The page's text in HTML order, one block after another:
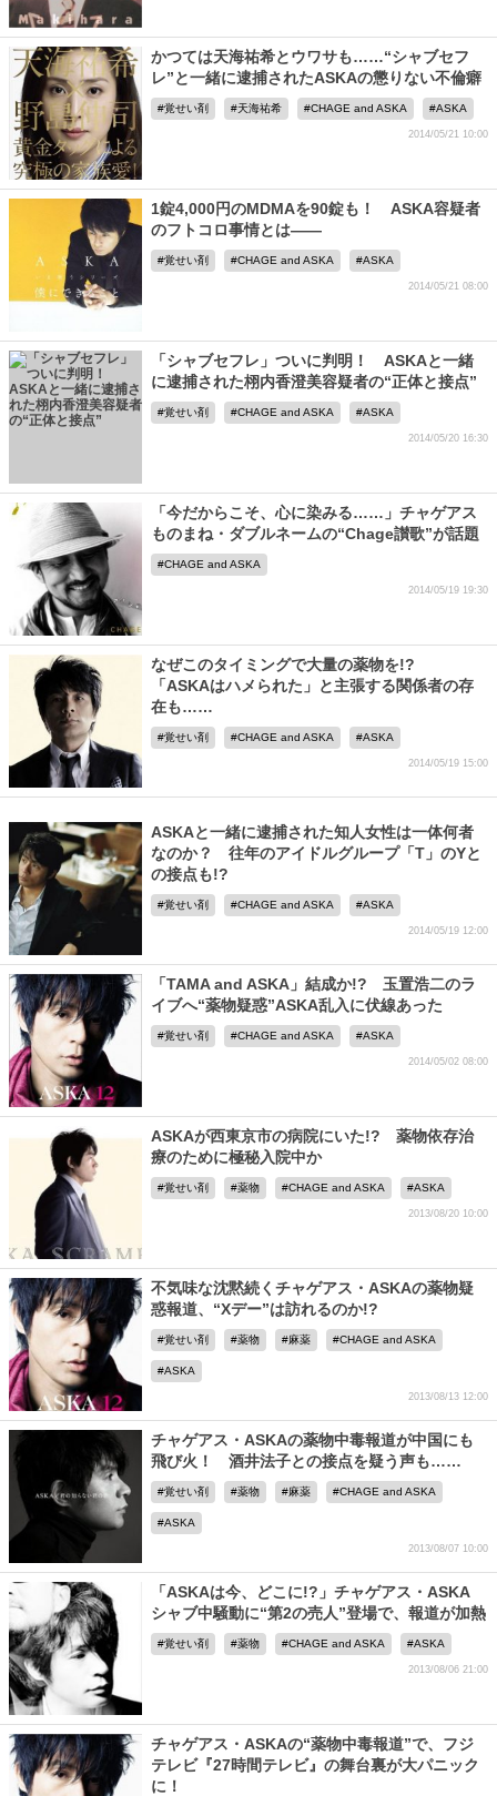
かつては天海祐希とウワサも……“シャブセフ
レ”と一緒に逮捕されたASKAの懲りない不倫癖
覚せい剤 天海祐希 CHAGE and ASKA ASKA
2014/05/21 10:00
1錠4,000円のMDMAを90錠も！ ASKA容疑者
のフトコロ事情とは――
覚せい剤 CHAGE and ASKA ASKA
2014/05/21 08:00
「シャブセフレ」ついに判明！ ASKAと一緒
に逮捕された栩内香澄美容疑者の“正体と接点”
覚せい剤 CHAGE and ASKA ASKA
2014/05/20 16:30
「今だからこそ、心に染みる……」チャゲアス
ものまね・ダブルネームの“Chage讃歌”が話題
CHAGE and ASKA
2014/05/19 19:30
なぜこのタイミングで大量の薬物を!?
「ASKAはハメられた」と主張する関係者の存
在も……
覚せい剤 CHAGE and ASKA ASKA
2014/05/19 15:00
ASKAと一緒に逮捕された知人女性は一体何者
なのか？ 往年のアイドルグループ「T」のYと
の接点も!?
覚せい剤 CHAGE and ASKA ASKA
2014/05/19 12:00
「TAMA and ASKA」結成か!? 玉置浩二のラ
イブへ“薬物疑惑”ASKA乱入に伏線あった
覚せい剤 CHAGE and ASKA ASKA
2014/05/02 08:00
ASKAが西東京市の病院にいた!? 薬物依存治
療のために極秘入院中か
覚せい剤 薬物 CHAGE and ASKA ASKA
2013/08/20 10:00
不気味な沈黙続くチャゲアス・ASKAの薬物疑
惑報道、“Xデー”は訪れるのか!?
覚せい剤 薬物 麻薬 CHAGE and ASKA
ASKA
2013/08/13 12:00
チャゲアス・ASKAの薬物中毒報道が中国にも
飛び火！ 酒井法子との接点を疑う声も……
覚せい剤 薬物 麻薬 CHAGE and ASKA
ASKA
2013/08/07 10:00
「ASKAは今、どこに!?」チャゲアス・ASKA
シャブ中騒動に“第2の売人”登場で、報道が加熱
覚せい剤 薬物 CHAGE and ASKA ASKA
2013/08/06 21:00
チャゲアス・ASKAの“薬物中毒報道”で、フジ
テレビ『27時間テレビ』の舞台裏が大パニック
に！